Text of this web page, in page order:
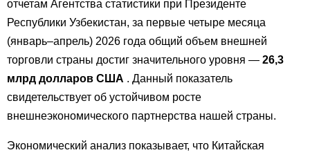
отчетам Агентства статистики при Президенте
Республики Узбекистан, за первые четыре месяца
(январь–апрель) 2026 года общий объем внешней
торговли страны достиг значительного уровня — 26,3
млрд долларов США . Данный показатель
свидетельствует об устойчивом росте
внешнеэкономического партнерства нашей страны.
Экономический анализ показывает, что Китайская